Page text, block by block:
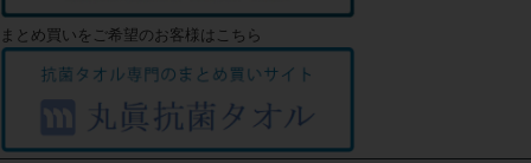
まとめ買いをご希望のお客様はこちら